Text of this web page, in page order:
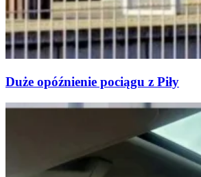
Duże opóźnienie pociągu z Piły